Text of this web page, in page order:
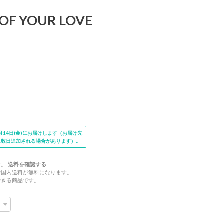
YOUR LOVE
日(金)にお届けします（お届け先
日追加される場合があります）。
送料を確認する
内送料が無料になります。
る商品です。